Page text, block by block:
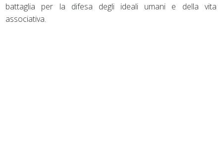
battaglia per la difesa degli ideali umani e della vita
associativa.